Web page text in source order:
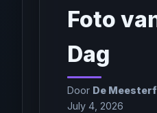
Foto
Dag
Door De
July 4, 2026